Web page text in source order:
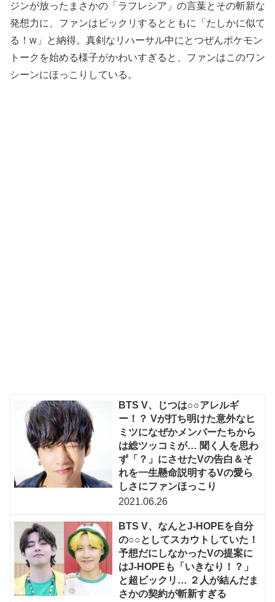
ジンが放ったまさかの「ラフレシア」の言葉とその斬新な
発想力に、ファンはビックリするとともに「たしかに似て
る！w」と納得。真剣なリハーサル中にとつぜんポケモン
トークを始める様子がかわいすぎると、ファンはこのワン
シーンにほっこりしている。
BTS V、じつは○○アレルギ
ー！？ Vが打ち明けた意外なヒ
ミツになぜかメンバーたちから
は総ツッコミが… 聞く人を思わ
ず「？」にさせたVの告白＆そ
れを一生懸命説明するVの愛ら
しさにファンほっこり
2021.06.26
BTS V、なんとJ-HOPEを自分
の○○としてスカウトしていた！
予想だにしなかったVの提案に
はJ-HOPEも「いきなり！？」
と超ビックリ… ２人が結んだま
さかの契約が斬新すぎる